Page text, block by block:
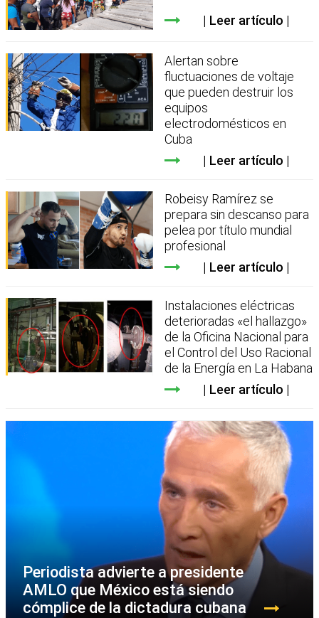
Leer artículo
Alertan sobre
fluctuaciones de voltaje
que pueden destruir los
equipos
electrodomésticos en
Cuba
Leer artículo
Robeisy Ramírez se
prepara sin descanso para
pelea por título mundial
profesional
Leer artículo
Instalaciones eléctricas
deterioradas «el hallazgo»
de la Oficina Nacional para
el Control del Uso Racional
de la Energía en La Habana
Leer artículo
Periodista advierte a presidente
AMLO que México está siendo
cómplice de la dictadura cubana